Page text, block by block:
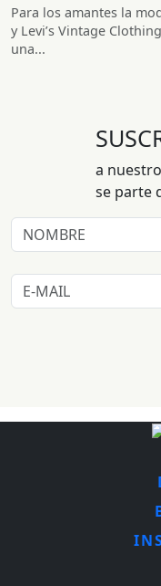
Para los amantes la
y Levi’s Vintage
una...
a
se parte